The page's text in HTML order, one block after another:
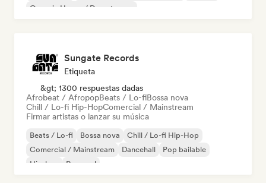
Organic House / Downtempo
Sungate Records
Etiqueta
&gt; 1300 respuestas dadas
Afrobeat / AfropopBeats / Lo-fiBossa nova
Chill / Lo-fi Hip-HopComercial / Mainstream
Firmar artistas o lanzar su música
Beats / Lo-fi Bossa nova
Chill / Lo-fi Hip-Hop
Comercial / Mainstream
Dancehall
Pop bailable
Hip-hop
Pop soul